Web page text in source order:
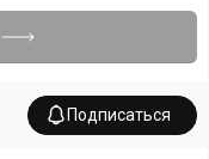
Подписаться